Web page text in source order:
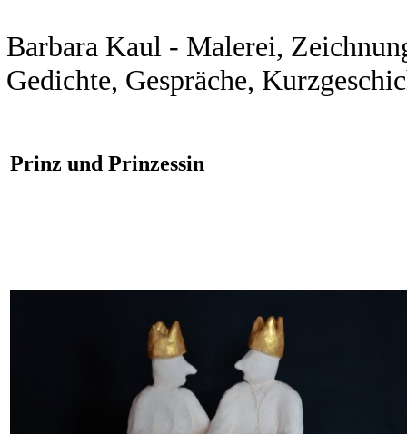
Barbara Kaul - Malerei,
Gedichte, Gespräche,
Prinz und Prinzessin